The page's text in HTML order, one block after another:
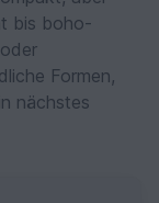
bis boho-
Formen,
nächstes